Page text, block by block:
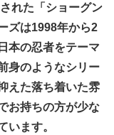
れた「ショーグン
ズは1998年から2
本の忍者をテーマ
身のようなシリー
えた落ち着いた雰
お持ちの方が少な
います。